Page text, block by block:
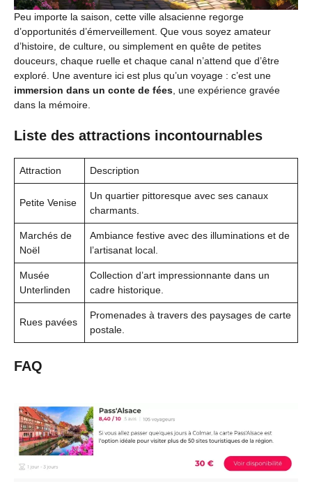
Peu importe la saison, cette ville alsacienne regorge
d’opportunités d’émerveillement. Que vous soyez amateur
d’histoire, de culture, ou simplement en quête de petites
douceurs, chaque ruelle et chaque canal n’attend que d’être
exploré. Une aventure ici est plus qu’un voyage : c’est une
immersion dans un conte de fées, une expérience gravée
dans la mémoire.
Liste des attractions incontournables
Attraction Description
Petite Venise
Un quartier pittoresque avec ses canaux
charmants.
Marchés de
Noël
Ambiance festive avec des illuminations et de
l’artisanat local.
Musée
Unterlinden
Collection d’art impressionnante dans un
cadre historique.
Rues pavées
Promenades à travers des paysages de carte
postale.
FAQ